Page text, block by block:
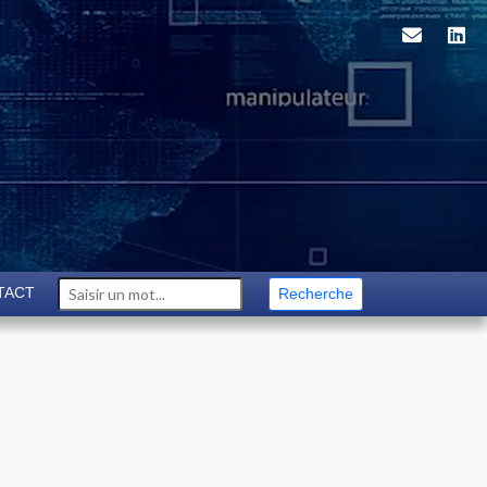
Recherche